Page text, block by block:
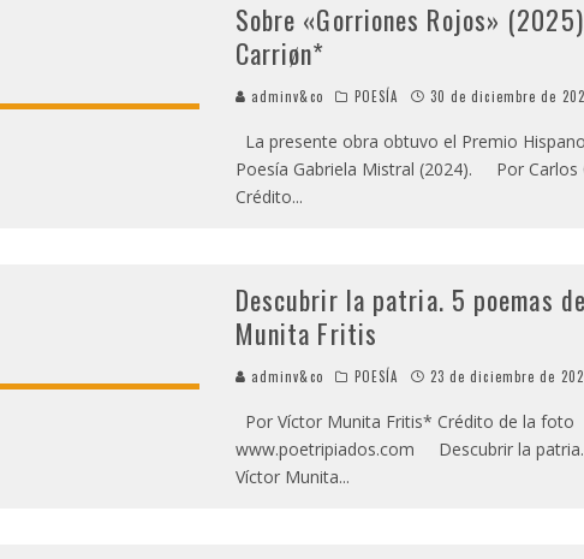
Sobre «Gorriones Rojos»
Carriøn*
adminv&co POESÍA 30 de diciembre de
La presente obra obtuvo el Premio
Poesía Gabriela Mistral (2024). Por Carlos
Crédito...
Descubrir la patria. 5 poemas
Munita Fritis
adminv&co POESÍA 23 de diciembre de
Por Víctor Munita Fritis* Crédito de la foto
www.poetripiados.com Descubrir la
Víctor Munita...